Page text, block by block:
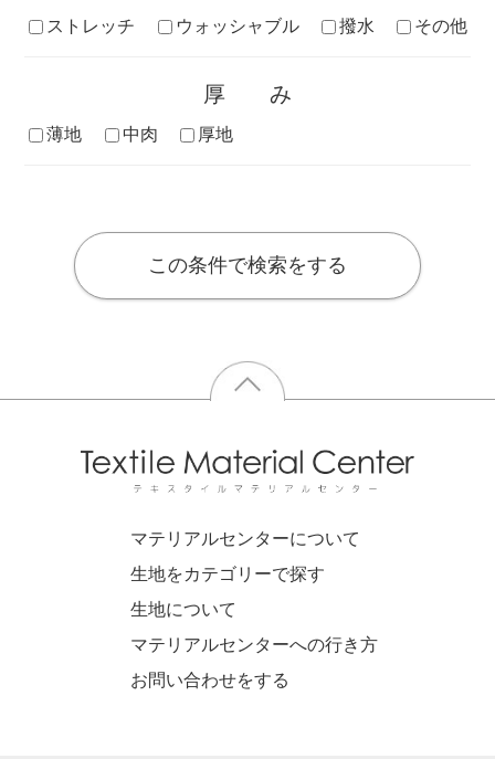
ストレッチ ウォッシャブル 撥水 その他
厚み
薄地 中肉 厚地
この条件で検索をする
マテリアルセンターについて
生地をカテゴリーで探す
生地について
マテリアルセンターへの行き方
お問い合わせをする